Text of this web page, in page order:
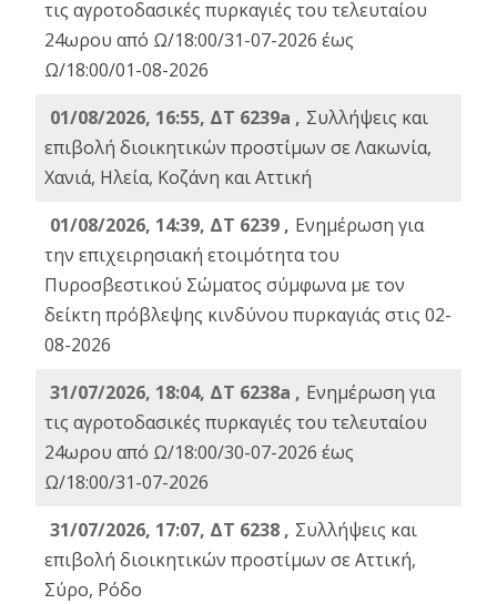
τις αγροτοδασικές πυρκαγιές του τελευταίου
24ωρου από Ω/18:00/31-07-2026 έως
Ω/18:00/01-08-2026
01/08/2026, 16:55, ΔΤ 6239a , Συλλήψεις και
επιβολή διοικητικών προστίμων σε Λακωνία,
Χανιά, Ηλεία, Κοζάνη και Αττική
01/08/2026, 14:39, ΔΤ 6239 , Ενημέρωση για
την επιχειρησιακή ετοιμότητα του
Πυροσβεστικού Σώματος σύμφωνα με τον
δείκτη πρόβλεψης κινδύνου πυρκαγιάς στις 02-
08-2026
31/07/2026, 18:04, ΔΤ 6238a , Ενημέρωση για
τις αγροτοδασικές πυρκαγιές του τελευταίου
24ωρου από Ω/18:00/30-07-2026 έως
Ω/18:00/31-07-2026
31/07/2026, 17:07, ΔΤ 6238 , Συλλήψεις και
επιβολή διοικητικών προστίμων σε Αττική,
Σύρο, Ρόδο